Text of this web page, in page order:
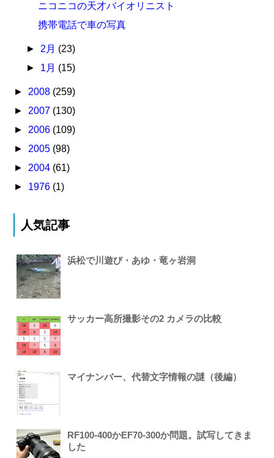
ニコニコの天才バイオリニスト
携帯電話で車の写真
► 2月 (23)
► 1月 (15)
► 2008 (259)
► 2007 (130)
► 2006 (109)
► 2005 (98)
► 2004 (61)
► 1976 (1)
人気記事
浜松で川遊び・あゆ・竜ヶ岩洞
サッカー高所撮影その2 カメラの比較
マイナンバー、代替文字情報の謎（後編）
RF100-400かEF70-300か問題。試写してきま
した